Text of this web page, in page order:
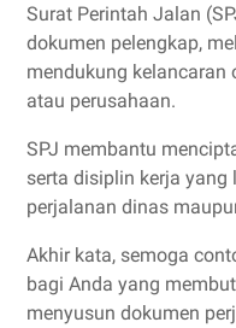
Surat Perintah Jalan
dokumen pelengkap,
mendukung kelancaran
atau perusahaan.
SPJ membantu
serta disiplin kerja
perjalanan dinas
Akhir kata, semoga
bagi Anda yang
menyusun dokumen